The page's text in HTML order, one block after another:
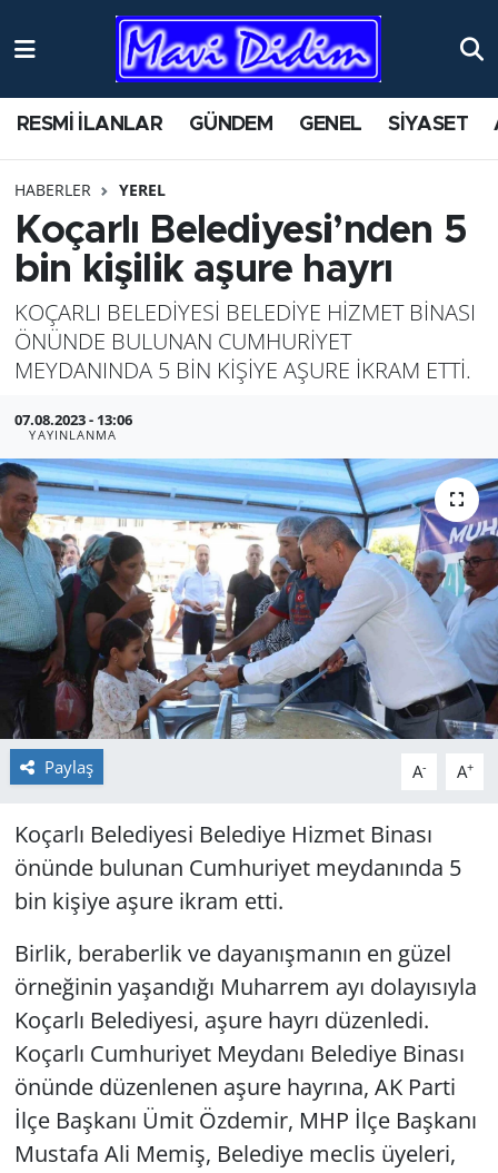
RESMİ İLANLAR GÜNDEM GENEL SİYASET
HABERLER YEREL
Koçarlı Belediyesi’nden 5
bin kişilik aşure hayrı
KOÇARLI BELEDİYESİ BELEDİYE HİZMET BİNASI
ÖNÜNDE BULUNAN CUMHURİYET
MEYDANINDA 5 BİN KİŞİYE AŞURE İKRAM ETTİ.
07.08.2023 - 13:06
YAYINLANMA
Paylaş A- A+
Koçarlı Belediyesi Belediye Hizmet Binası
önünde bulunan Cumhuriyet meydanında 5
bin kişiye aşure ikram etti.
Birlik, beraberlik ve dayanışmanın en güzel
örneğinin yaşandığı Muharrem ayı dolayısıyla
Koçarlı Belediyesi, aşure hayrı düzenledi.
Koçarlı Cumhuriyet Meydanı Belediye Binası
önünde düzenlenen aşure hayrına, AK Parti
İlçe Başkanı Ümit Özdemir, MHP İlçe Başkanı
Mustafa Ali Memiş, Belediye meclis üyeleri,
ANTİK YERLER
AYDIN
BİLİM VE TEKNOLOJİ
ÇEVRE
EĞİTİM
EKONOMİ
GENEL
GÜNDEM
HABERDE İNSAN
KÜLTÜR SANAT
MAGAZİN
POLİTİKA
RESMİ İLANLAR
SAĞLIK
SPOR
Yerel
Nöbetçi Eczaneler
Namaz Vakitleri
Trafik Durumu
Süper Lig Puan Durumu ve Fikstür
Tüm Manşetler
Son Dakika Haberleri
Haber Arşivi